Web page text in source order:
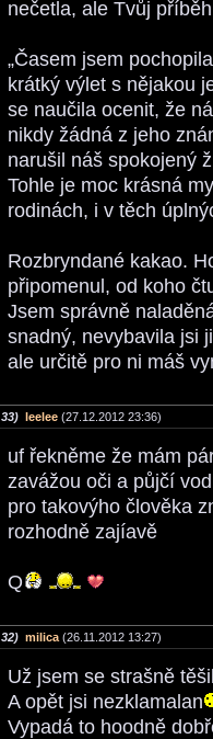
nečetla, ale Tvůj
„Časem jsem
krátký výlet s nějakou
se naučila ocenit, že
nikdy žádná z jeho
narušil náš spokojený
Tohle je moc krásná
rodinách, i v těch
Rozbryndané kakao.
připomenul, od koho
Jsem správně
snadný, nevybavila jsi
ale určitě pro ni máš
33) leelee (27.12.2012 23:36)
uf řekněme že mám
zavážou oči a půjčí
pro takovýho člověka
rozhodně zajíavě
Q
32) milica(26.11.2012 13:27)
Už jsem se strašně
A opět jsi nezklamalan
Vypadá to hoodně